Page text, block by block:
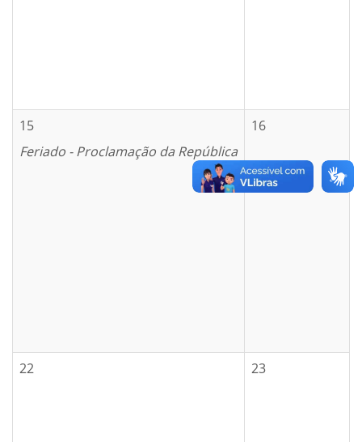
15
Feriado - Proclamação da República
16
22 23